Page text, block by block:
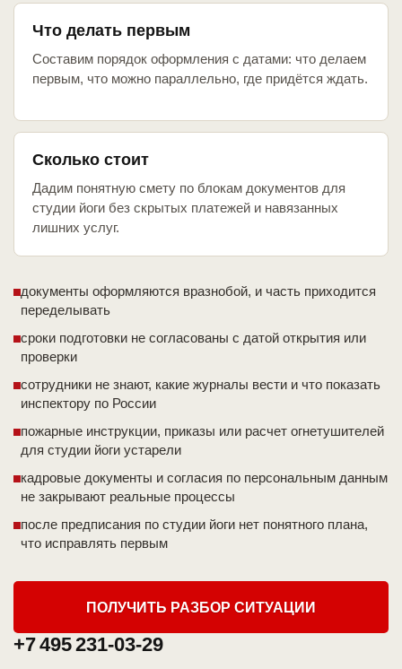
Что делать первым
Составим порядок оформления с датами: что делаем
первым, что можно параллельно, где придётся ждать.
Сколько стоит
Дадим понятную смету по блокам документов для
студии йоги без скрытых платежей и навязанных
лишних услуг.
документы оформляются вразнобой, и часть приходится
переделывать
сроки подготовки не согласованы с датой открытия или
проверки
сотрудники не знают, какие журналы вести и что показать
инспектору по России
пожарные инструкции, приказы или расчет огнетушителей
для студии йоги устарели
кадровые документы и согласия по персональным данным
не закрывают реальные процессы
после предписания по студии йоги нет понятного плана,
что исправлять первым
ПОЛУЧИТЬ РАЗБОР СИТУАЦИИ
+7 495 231-03-29